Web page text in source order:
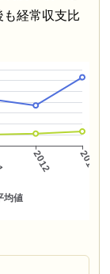
経常収支比